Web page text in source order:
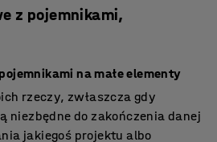
z pojemnikami,
na małe elementy
rzeczy, zwłaszcza gdy
niezbędne do zakończenia danej
jakiegoś projektu albo